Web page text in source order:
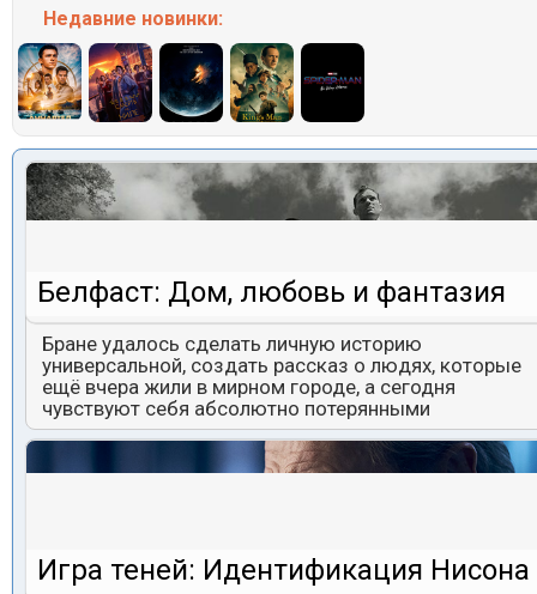
Недавние новинки:
Белфаст: Дом, любовь и фантазия
Бране удалось сделать личную историю
универсальной, создать рассказ о людях, которые
ещё вчера жили в мирном городе, а сегодня
чувствуют себя абсолютно потерянными
Игра теней: Идентификация Нисона